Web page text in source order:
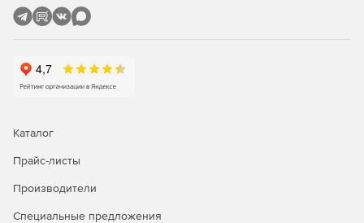
Каталог
Прайс-листы
Производители
Специальные предложения